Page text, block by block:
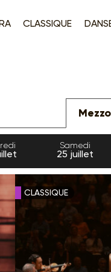
CLASSIQUE
Samedi
25 juillet
CLASSIQUE